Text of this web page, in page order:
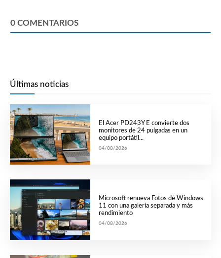
0 COMENTARIOS
Últimas noticias
El Acer PD243Y E convierte dos
monitores de 24 pulgadas en un
equipo portátil...
04/08/2026
Microsoft renueva Fotos de Windows
11 con una galería separada y más
rendimiento
04/08/2026